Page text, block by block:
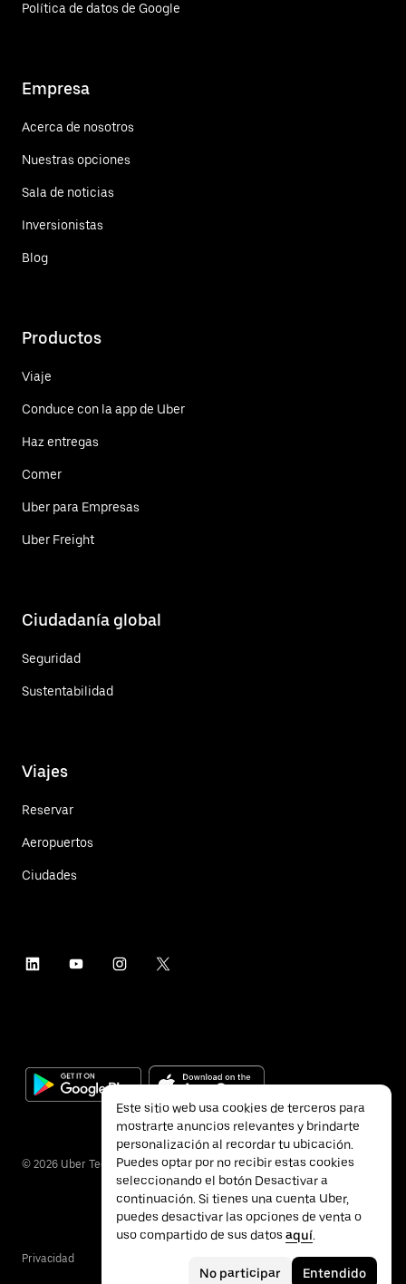
Política de datos de Google
Empresa
Acerca de nosotros
Nuestras opciones
Sala de noticias
Inversionistas
Blog
Productos
Viaje
Conduce con la app de Uber
Haz entregas
Comer
Uber para Empresas
Uber Freight
Ciudadanía global
Seguridad
Sustentabilidad
Viajes
Reservar
Aeropuertos
Ciudades
© 2026 Uber Technologies Inc.
Privacidad
Este sitio web usa cookies de terceros para
mostrarte anuncios relevantes y brindarte
personalización al recordar tu ubicación.
Puedes optar por no recibir estas cookies
seleccionando el botón Desactivar a
continuación. Si tienes una cuenta Uber,
puedes desactivar las opciones de venta o
uso compartido de sus datos aquí.
No participar Entendido